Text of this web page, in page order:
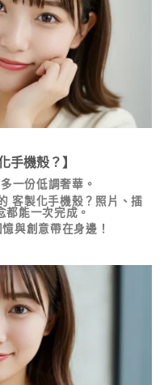
手機殼 ？】
一份低調奢華。
客製化手機殼 ？照片、插
都能一次完成。
憶與創意帶在身邊！